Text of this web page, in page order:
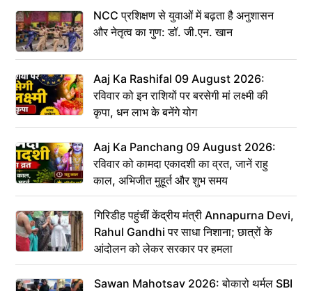
NCC प्रशिक्षण से युवाओं में बढ़ता है अनुशासन
और नेतृत्व का गुण: डॉ. जी.एन. खान
Aaj Ka Rashifal 09 August 2026:
रविवार को इन राशियों पर बरसेगी मां लक्ष्मी की
कृपा, धन लाभ के बनेंगे योग
Aaj Ka Panchang 09 August 2026:
रविवार को कामदा एकादशी का व्रत, जानें राहु
काल, अभिजीत मुहूर्त और शुभ समय
गिरिडीह पहुंचीं केंद्रीय मंत्री Annapurna Devi,
Rahul Gandhi पर साधा निशाना; छात्रों के
आंदोलन को लेकर सरकार पर हमला
Sawan Mahotsav 2026: बोकारो थर्मल SBI